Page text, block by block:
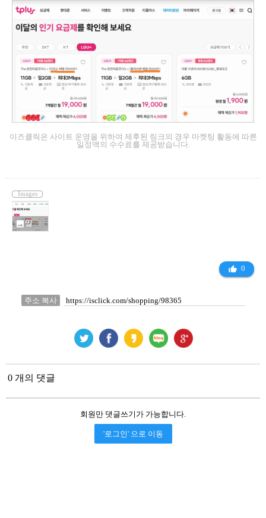
이즈클릭은 사이트 운영을 위하여 제후된 링크의 경우 마켓팅 활동에 따른
일정액의 수수료를 제공받습니다.
Images
photo알뜰폰 무제한요금제 1900원 19000원_944738.jpg
thumb_up_alt 0
주소 복사
0 개의 댓글
회원만 댓글쓰기가 가능합니다.
'로그인' 으로 이동